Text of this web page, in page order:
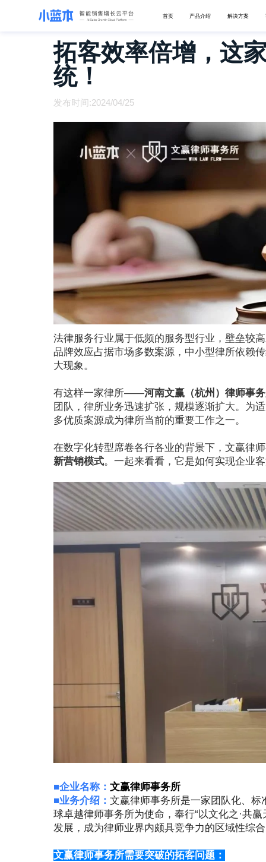
首页 产品介绍 解决方案
拓客效率倍增，这
统！
发布时间:2024/04/25
法律服务行业属于低频的服务型行业，壁垒较
品牌效应占据市场多数案源，中小型律所依赖
大现象。
有这样一家律所——河南文赢（杭州）律师事
团队，律所业务迅速扩张，规模逐渐扩大。为
多优质案源成为律所当前的重要工作之一。
在数字化转型席卷各行各业的背景下，文赢律
新营销模式。一起来看看，它是如何实现企业
■企业名称： 文赢律师事务所
■业务介绍： 文赢律师事务所是一家团队化、
球卓越律师事务所为使命，奉行“以文化之·共
发展，成为律师业界内颇具竞争力的区域性综
文赢律师事务所需要突破的拓客问题：